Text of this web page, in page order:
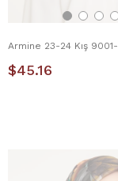
Armine 23-24 Kış
$45.16